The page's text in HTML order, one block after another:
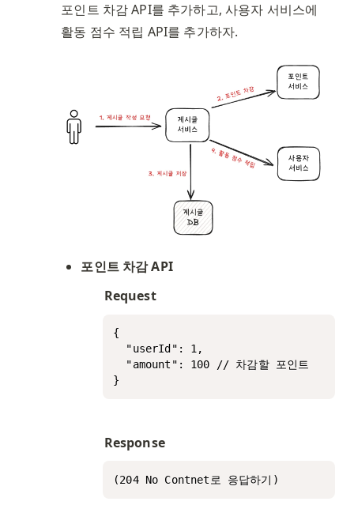
포인트 차감 API를 추가하고, 사용자 서비스에
활동 점수 적립 API를 추가하자.
포인트 차감 API
Request
{
  "userId": 1,
  "amount": 100 // 차감할 포인트
}
Response
(204 No Contnet로 응답하기)